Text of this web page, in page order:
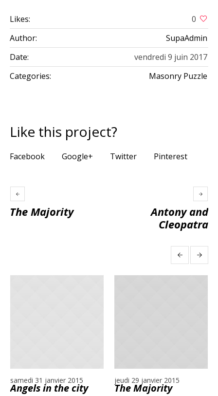
Likes:
0
Author:
SupaAdmin
Date:
vendredi 9 juin 2017
Categories:
Masonry Puzzle
Like this project?
Facebook Google+ Twitter Pinterest
The Majority
Antony and
Cleopatra
samedi 31 janvier 2015
Angels in the city
jeudi 29 janvier 2015
The Majority